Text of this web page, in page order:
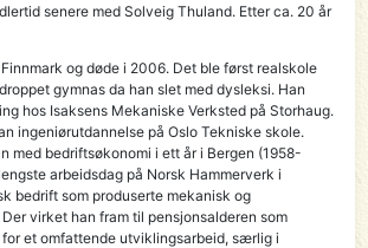
senere med Solveig Thuland. Etter ca. 20 år
og døde i 2006. Det ble først realskole
gymnas da han slet med dysleksi. Han
hos Isaksens Mekaniske Verksted på Storhaug.
ingeniørutdannelse på Oslo Tekniske skole.
med bedriftsøkonomi i ett år i Bergen (1958-
arbeidsdag på Norsk Ham­merverk i
bedrift som produserte mekanisk og
virket han fram til pensjonsalderen som
et omfattende utviklingsarbeid, særlig i